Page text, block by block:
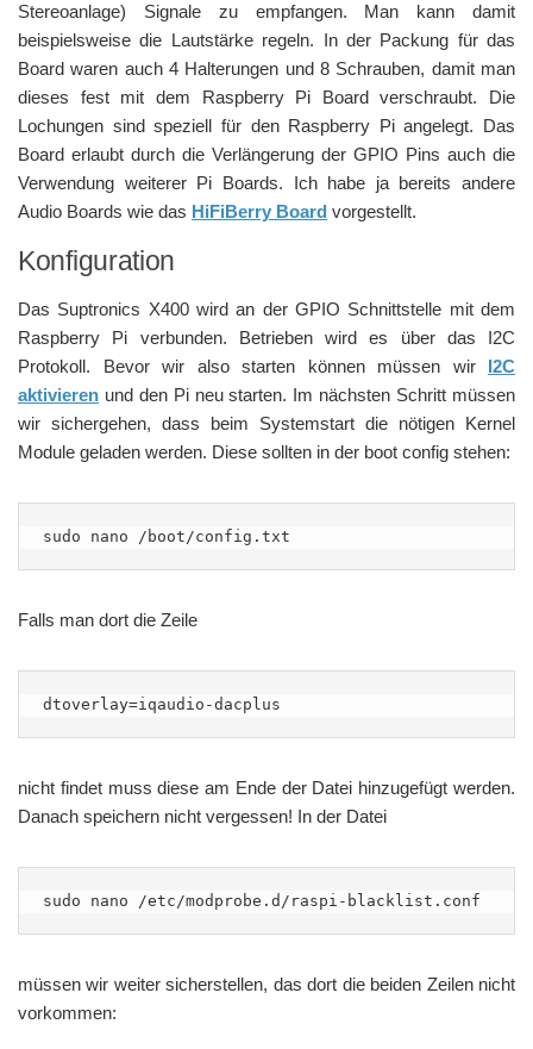
Stereoanlage) Signale zu empfangen. Man kann damit
beispielsweise die Lautstärke regeln. In der Packung für das
Board waren auch 4 Halterungen und 8 Schrauben, damit man
dieses fest mit dem Raspberry Pi Board verschraubt. Die
Lochungen sind speziell für den Raspberry Pi angelegt. Das
Board erlaubt durch die Verlängerung der GPIO Pins auch die
Verwendung weiterer Pi Boards. Ich habe ja bereits andere
Audio Boards wie das HiFiBerry Board vorgestellt.
Konfiguration
Das Suptronics X400 wird an der GPIO Schnittstelle mit dem
Raspberry Pi verbunden. Betrieben wird es über das I2C
Protokoll. Bevor wir also starten können müssen wir I2C
aktivieren und den Pi neu starten. Im nächsten Schritt müssen
wir sichergehen, dass beim Systemstart die nötigen Kernel
Module geladen werden. Diese sollten in der boot config stehen:
sudo nano /boot/config.txt
Falls man dort die Zeile
dtoverlay=iqaudio-dacplus
nicht findet muss diese am Ende der Datei hinzugefügt werden.
Danach speichern nicht vergessen! In der Datei
sudo nano /etc/modprobe.d/raspi-blacklist.conf
müssen wir weiter sicherstellen, das dort die beiden Zeilen nicht
vorkommen: